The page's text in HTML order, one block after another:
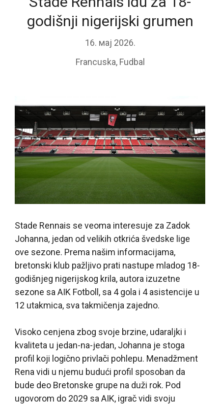
godišnji nigerijski grumen
16. мај 2026.
Francuska, Fudbal
Stade Rennais se veoma interesuje za Zadok
Johanna, jedan od velikih otkrića švedske lige
ove sezone. Prema našim informacijama,
bretonski klub pažljivo prati nastupe mladog 18-
godišnjeg nigerijskog krila, autora izuzetne
sezone sa AIK Fotboll, sa 4 gola i 4 asistencije u
12 utakmica, sva takmičenja zajedno.
Visoko cenjena zbog svoje brzine, udaraljki i
kvaliteta u jedan-na-jedan, Johanna je stoga
profil koji logično privlači pohlepu. Menadžment
Rena vidi u njemu budući profil sposoban da
bude deo Bretonske grupe na duži rok. Pod
ugovorom do 2029 sa AIK, igrač vidi svoju